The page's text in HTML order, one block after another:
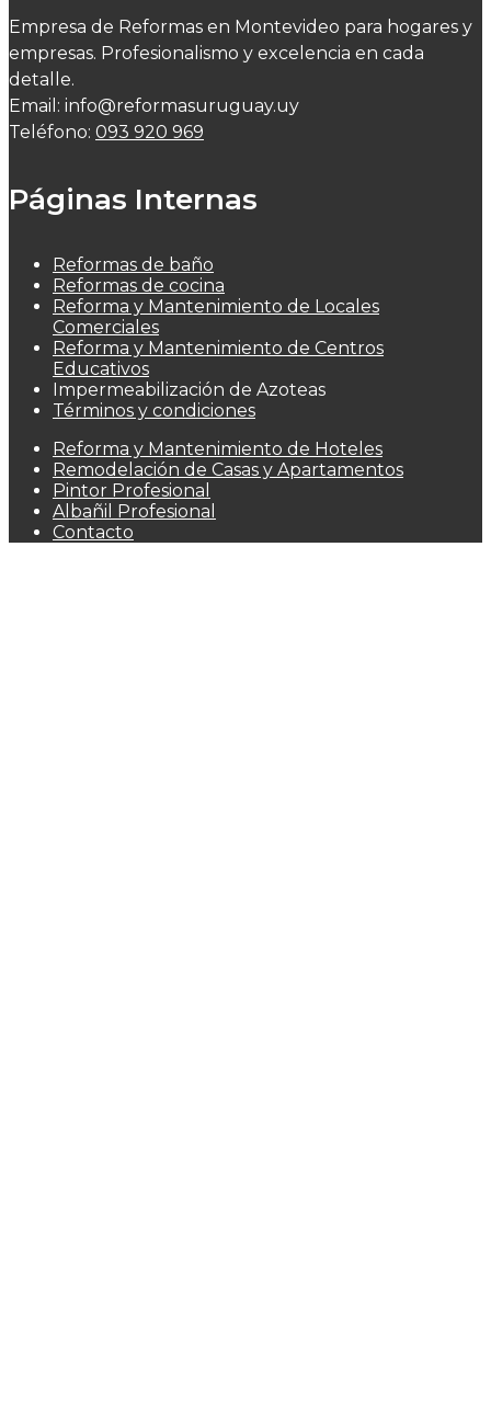
Empresa de Reformas en Montevideo para hogares y
empresas. Profesionalismo y excelencia en cada
detalle.
Email: info@reformasuruguay.uy
Teléfono: 093 920 969
Páginas Internas
Reformas de baño
Reformas de cocina
Reforma y Mantenimiento de Locales
Comerciales
Reforma y Mantenimiento de Centros
Educativos
Impermeabilización de Azoteas
Términos y condiciones
Reforma y Mantenimiento de Hoteles
Remodelación de Casas y Apartamentos
Pintor Profesional
Albañil Profesional
Contacto